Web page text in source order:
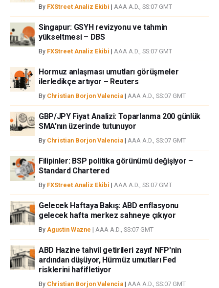
ortaklar yada katkıda bulunanlar tarafından genel piyasa yorumu olarak
bilgilerin kullanımı nedeniyle doğrudan yada dolaylı olarak ortaya
çıkabilecek herhangi bir kar kaybı herhangi bir sınırlama olmaksızın
herhangi bir kayıp ya da hasar için sorumluluk kabul etmemektedir.
By FXStreet Analiz Ekibi | AAA A.D., SS:07 GMT
Singapur: GSYH revizyonu ve tahmin
yükseltmesi – DBS
By FXStreet Analiz Ekibi | AAA A.D., SS:07 GMT
Hormuz anlaşması umutları görüşmeler
ilerledikçe artıyor – Reuters
By Christian Borjon Valencia | AAA A.D., SS:07 GMT
GBP/JPY Fiyat Analizi: Toparlanma 200 günlük
SMA'nın üzerinde tutunuyor
By Christian Borjon Valencia | AAA A.D., SS:07 GMT
Filipinler: BSP politika görünümü değişiyor –
Standard Chartered
By FXStreet Analiz Ekibi | AAA A.D., SS:07 GMT
Gelecek Haftaya Bakış: ABD enflasyonu
gelecek hafta merkez sahneye çıkıyor
By Agustin Wazne | AAA A.D., SS:07 GMT
ABD Hazine tahvil getirileri zayıf NFP'nin
ardından düşüyor, Hürmüz umutları Fed
risklerini hafifletiyor
By Christian Borjon Valencia | AAA A.D., SS:07 GMT